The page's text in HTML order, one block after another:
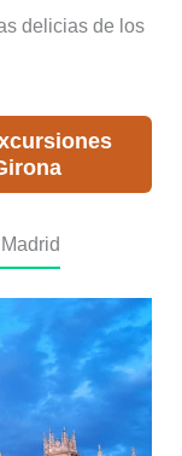
delicias de los